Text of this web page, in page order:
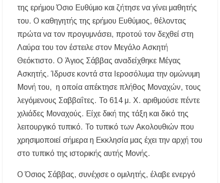
της ερήμου Όσιο Ευθύμιο και ζήτησε να γίνει μαθητής
του. Ο καθηγητής της ερήμου Ευθύμιος, θέλοντας
πρώτα να τον προγυμνάσει, προτού τον δεχθεί στη
Λαύρα του τον έστειλε στον Μεγάλο Ασκητή
Θεόκτιστο. Ο Άγιος Σάββας αναδείχθηκε Μέγας
Ασκητής. Ίδρυσε κοντά στα Ιεροσόλυμα την ομώνυμη
Μονή του, η οποία απέκτησε πλήθος Μοναχών, τους
λεγόμενους Σαββαΐτες. Το 614 μ. Χ. αριθμούσε πέντε
χιλιάδες Μοναχούς. Είχε δική της τάξη και δικό της
λειτουργικό τυπικό. Το τυπικό των Ακολουθιών που
χρησιμοποιεί σήμερα η Εκκλησία μας έχει την αρχή του
στο τυπικό της ιστορικής αυτής Μονής.
Ο Όσιος Σάββας, συνέχισε ο ομιλητής, έλαβε ενεργό